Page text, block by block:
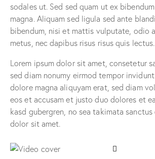
sodales ut. Sed sed quam ut ex
magna. Aliquam sed ligula sed ante
bibendum, nisi et mattis vulputate, odio
metus, nec dapibus risus risus quis lectus.
Lorem ipsum dolor sit amet, consetetur
sed diam nonumy eirmod tempor
dolore magna aliquyam erat, sed diam
eos et accusam et justo duo dolores et
kasd gubergren, no sea takimata sanctus
dolor sit amet.